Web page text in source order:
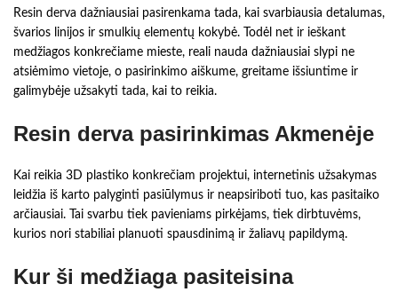
Resin derva dažniausiai pasirenkama tada, kai svarbiausia detalumas,
švarios linijos ir smulkių elementų kokybė. Todėl net ir ieškant
medžiagos konkrečiame mieste, reali nauda dažniausiai slypi ne
atsiėmimo vietoje, o pasirinkimo aiškume, greitame išsiuntime ir
galimybėje užsakyti tada, kai to reikia.
Resin derva pasirinkimas Akmenėje
Kai reikia 3D plastiko konkrečiam projektui, internetinis užsakymas
leidžia iš karto palyginti pasiūlymus ir neapsiriboti tuo, kas pasitaiko
arčiausiai. Tai svarbu tiek pavieniams pirkėjams, tiek dirbtuvėms,
kurios nori stabiliai planuoti spausdinimą ir žaliavų papildymą.
Kur ši medžiaga pasiteisina